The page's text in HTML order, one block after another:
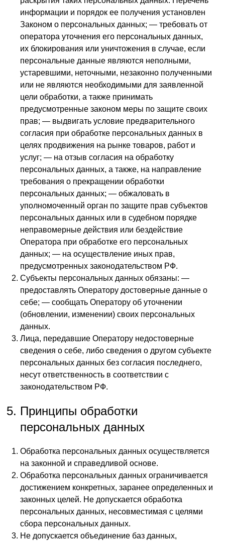
информации и порядок ее получения установлен
Законом о персональных данных; — требовать от
оператора уточнения его персональных данных,
их блокирования или уничтожения в случае, если
персональные данные являются неполными,
устаревшими, неточными, незаконно полученными
или не являются необходимыми для заявленной
цели обработки, а также принимать
предусмотренные законом меры по защите своих
прав; — выдвигать условие предварительного
согласия при обработке персональных данных в
целях продвижения на рынке товаров, работ и
услуг; — на отзыв согласия на обработку
персональных данных, а также, на направление
требования о прекращении обработки
персональных данных; — обжаловать в
уполномоченный орган по защите прав субъектов
персональных данных или в судебном порядке
неправомерные действия или бездействие
Оператора при обработке его персональных
данных; — на осуществление иных прав,
предусмотренных законодательством РФ.
Субъекты персональных данных обязаны: —
предоставлять Оператору достоверные данные о
себе; — сообщать Оператору об уточнении
(обновлении, изменении) своих персональных
данных.
Лица, передавшие Оператору недостоверные
сведения о себе, либо сведения о другом субъекте
персональных данных без согласия последнего,
несут ответственность в соответствии с
законодательством РФ.
Принципы обработки
персональных данных
Обработка персональных данных осуществляется
на законной и справедливой основе.
Обработка персональных данных ограничивается
достижением конкретных, заранее определенных и
законных целей. Не допускается обработка
персональных данных, несовместимая с целями
сбора персональных данных.
Не допускается объединение баз данных,